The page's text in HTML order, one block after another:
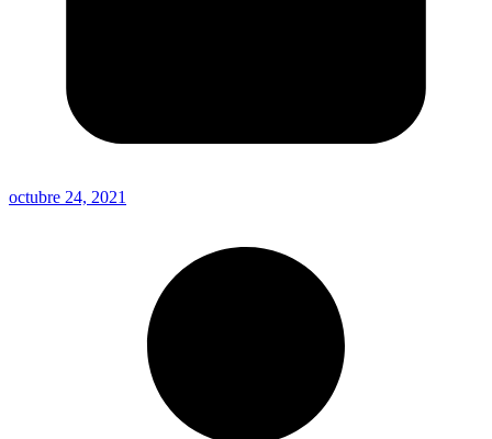
octubre 24, 2021